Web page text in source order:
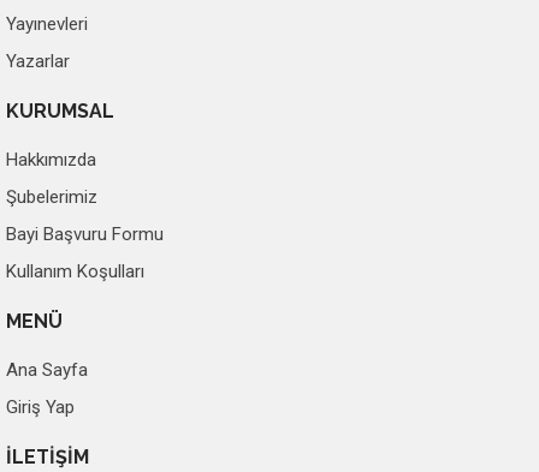
Yayınevleri
Yazarlar
KURUMSAL
Hakkımızda
Şubelerimiz
Bayi Başvuru Formu
Kullanım Koşulları
MENÜ
Ana Sayfa
Giriş Yap
İLETİŞİM